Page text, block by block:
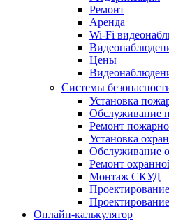
Ремонт
Аренда
Wi-Fi
Цены
Системы
Установка
Обслуживание
Ремонт
Установка
Обслуживание
Ремонт
Монтаж СКУД
Онлайн-калькулятор